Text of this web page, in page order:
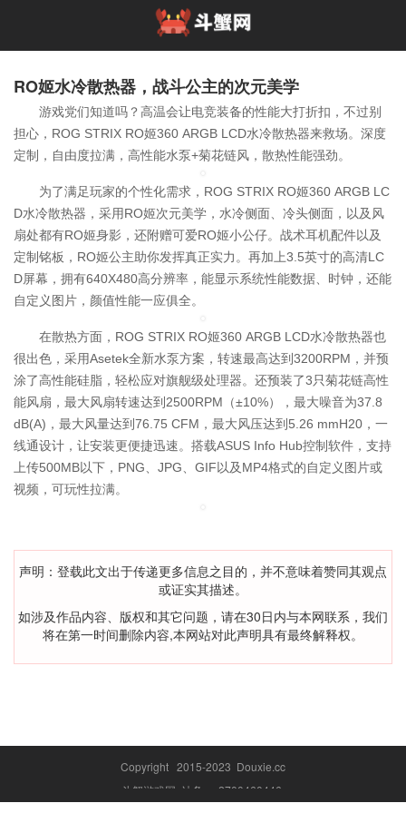
RO姬水冷散热器，战斗公主的次元美学
游戏党们知道吗？高温会让电竞装备的性能大打折扣，不过别
担心，ROG STRIX RO姬360 ARGB LCD水冷散热器来救场。深度
定制，自由度拉满，高性能水泵+菊花链风，散热性能强劲。
为了满足玩家的个性化需求，ROG STRIX RO姬360 ARGB LC
D水冷散热器，采用RO姬次元美学，水冷侧面、冷头侧面，以及风
扇处都有RO姬身影，还附赠可爱RO姬小公仔。战术耳机配件以及
定制铭板，RO姬公主助你发挥真正实力。再加上3.5英寸的高清LC
D屏幕，拥有640X480高分辨率，能显示系统性能数据、时钟，还能
自定义图片，颜值性能一应俱全。
在散热方面，ROG STRIX RO姬360 ARGB LCD水冷散热器也
很出色，采用Asetek全新水泵方案，转速最高达到3200RPM，并预
涂了高性能硅脂，轻松应对旗舰级处理器。还预装了3只菊花链高性
能风扇，最大风扇转速达到2500RPM（±10%），最大噪音为37.8
dB(A)，最大风量达到76.75 CFM，最大风压达到5.26 mmH20，一
线通设计，让安装更便捷迅速。搭载ASUS Info Hub控制软件，支持
上传500MB以下，PNG、JPG、GIF以及MP4格式的自定义图片或
视频，可玩性拉满。
声明：登载此文出于传递更多信息之目的，并不意味着赞同其观点
或证实其描述。
如涉及作品内容、版权和其它问题，请在30日内与本网联系，我们
将在第一时间删除内容,本网站对此声明具有最终解释权。
Copyright 2015-2023 Douxie.cc
斗蟹游戏网 站务qq:2700460446
闽ICP备20011005号-3